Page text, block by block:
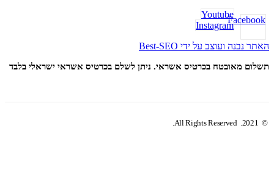
Facebook
Youtube
Instagram
האתר נבנה ועוצב על ידי Best-SEO
תשלום מאובטח בכרטיס אשראי. ניתן לשלם בכרטיס אשראי ישראלי בלבד
© 2021. All Rights Reserved.